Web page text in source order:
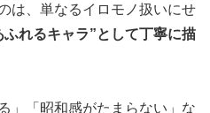
は、単なるイロモノ扱いにせ
れるキャラ”として丁寧に描
」「昭和感がたまらない」な